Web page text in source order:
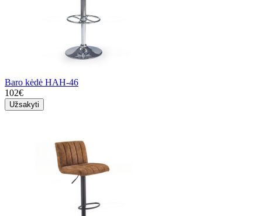
Baro kėdė HAH-46
102€
Užsakyti